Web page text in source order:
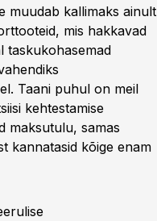
muudab kallimaks ainult
mis hakkavad
taskukohasemad
Taani puhul on meil
kehtestamise
maksutulu, samas
kannatasid kõige enam